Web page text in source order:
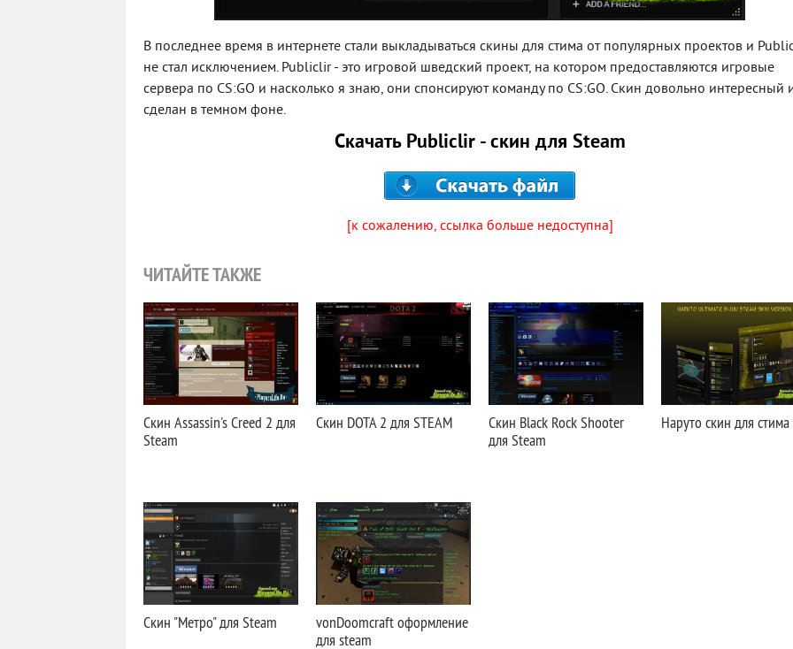
В последнее время в интернете стали выкладываться скины для стима от популярных проектов и
не стал исключением. Publiclir - это игровой шведский проект, на котором предоставляются игровые
сервера по CS:GO и насколько я знаю, они спонсируют команду по CS:GO. Скин довольно интересный
сделан в темном фоне.
Скачать Publiclir - скин для Steam
[к сожалению, ссылка больше недоступна]
ЧИТАЙТЕ ТАКЖЕ
Скин Assassin's Creed 2 для
Steam
Скин DOTA 2 для STEAM
Скин Black Rock Shooter
для Steam
Наруто скин для стима
Скин "Метро" для Steam
vonDoomcraft оформление
для steam